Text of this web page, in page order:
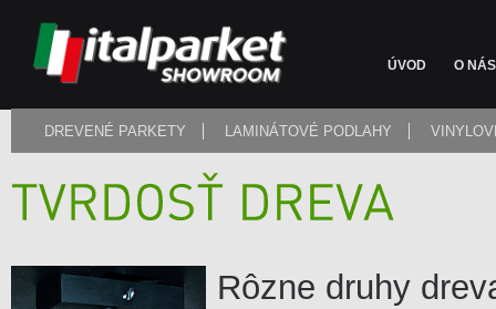
ÚVOD O NÁS
DREVENÉ PARKETY LAMINÁTOVÉ PODLAHY
Rôzne druhy